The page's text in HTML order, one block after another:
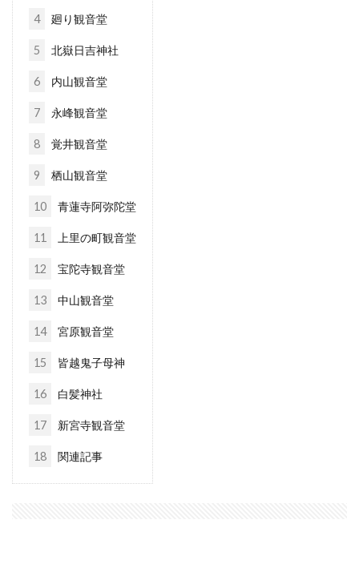
4 廻り観音堂
5 北嶽日吉神社
6 内山観音堂
7 永峰観音堂
8 覚井観音堂
9 栖山観音堂
10 青蓮寺阿弥陀堂
11 上里の町観音堂
12 宝陀寺観音堂
13 中山観音堂
14 宮原観音堂
15 皆越鬼子母神
16 白髪神社
17 新宮寺観音堂
18 関連記事